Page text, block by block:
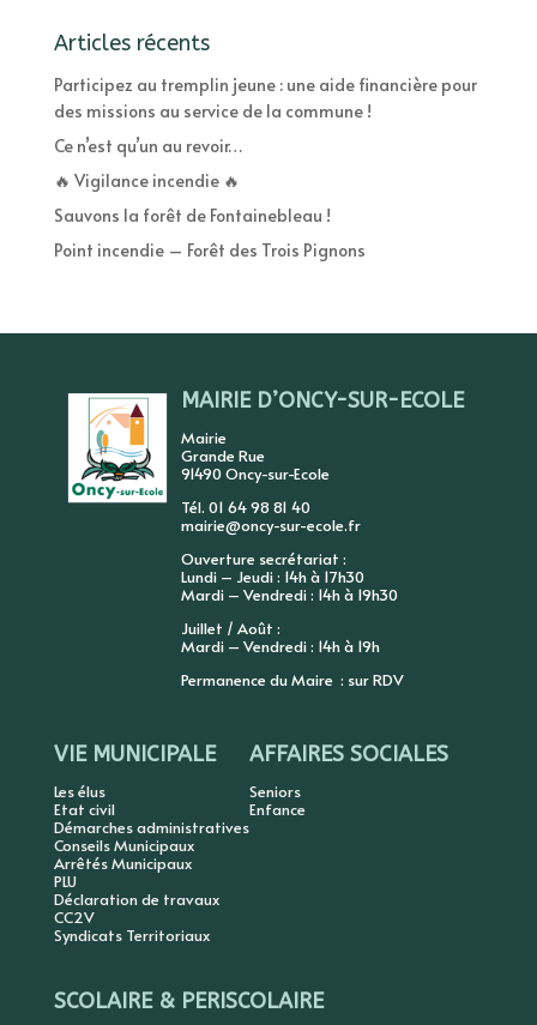
Articles récents
Participez au tremplin jeune : une aide financière pour
des missions au service de la commune !
Ce n’est qu’un au revoir…
🔥 Vigilance incendie 🔥
Sauvons la forêt de Fontainebleau !
Point incendie – Forêt des Trois Pignons
MAIRIE D’ONCY-SUR-ECOLE
Mairie
Grande Rue
91490 Oncy-sur-Ecole
Tél. 01 64 98 81 40
mairie@oncy-sur-ecole.fr
Ouverture secrétariat :
Lundi – Jeudi : 14h à 17h30
Mardi – Vendredi : 14h à 19h30
Juillet / Août :
Mardi – Vendredi : 14h à 19h
Permanence du Maire : sur RDV
VIE MUNICIPALE
Les élus
Etat civil
Démarches administratives
Conseils Municipaux
Arrêtés Municipaux
PLU
Déclaration de travaux
CC2V
Syndicats Territoriaux
AFFAIRES SOCIALES
Seniors
Enfance
SCOLAIRE & PERISCOLAIRE